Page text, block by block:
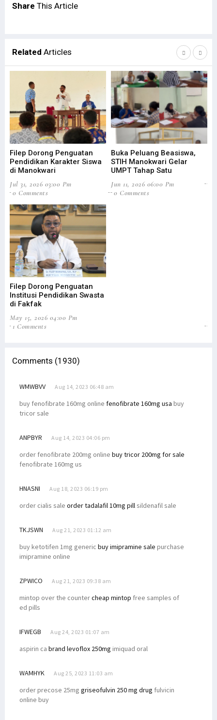
Share This Article
Related Articles
Filep Dorong Penguatan
Pendidikan Karakter Siswa
di Manokwari
Jul 31, 2026 03:00 Pm
0 Comments
Buka Peluang Beasiswa,
STIH Manokwari Gelar
UMPT Tahap Satu
Jun 11, 2026 06:00 Pm
0 Comments
Filep Dorong Penguatan
Institusi Pendidikan Swasta
di Fakfak
May 15, 2026 04:00 Pm
1 Comments
Comments (1930)
WMWBVV Aug 14, 2023 06:48 am
buy fenofibrate 160mg online fenofibrate 160mg usa buy
tricor sale
ANPBYR Aug 14, 2023 04:06 pm
order fenofibrate 200mg online buy tricor 200mg for sale
fenofibrate 160mg us
HNASNI Aug 18, 2023 06:19 pm
order cialis sale order tadalafil 10mg pillsildenafil sale
TKJSWN Aug 21, 2023 01:12 am
buy ketotifen 1mg generic buy imipramine sale purchase
imipramine online
ZPWICO Aug 21, 2023 09:38 am
mintop over the countercheap mintop free samples of
ed pills
IFWEGB Aug 24, 2023 01:07 am
aspirin ca brand levoflox 250mg imiquad oral
WAMHYK Aug 25, 2023 11:03 am
order precose 25mg griseofulvin 250 mg drug fulvicin
online buy